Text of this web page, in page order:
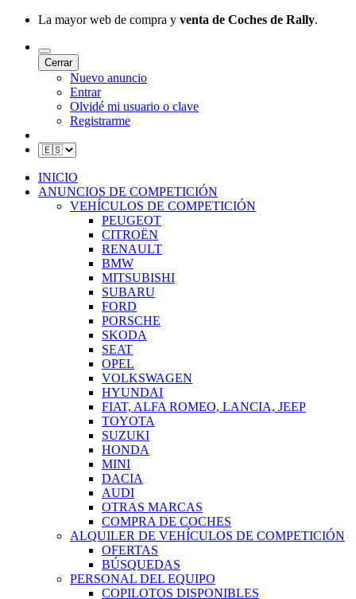
La mayor web de compra y venta de Coches de Rally.
Cerrar
Nuevo anuncio
Entrar
Olvidé mi usuario o clave
Registrarme
INICIO
ANUNCIOS DE COMPETICIÓN
VEHÍCULOS DE COMPETICIÓN
PEUGEOT
CITROËN
RENAULT
BMW
MITSUBISHI
SUBARU
FORD
PORSCHE
SKODA
SEAT
OPEL
VOLKSWAGEN
HYUNDAI
FIAT, ALFA ROMEO, LANCIA, JEEP
TOYOTA
SUZUKI
HONDA
MINI
DACIA
AUDI
OTRAS MARCAS
COMPRA DE COCHES
ALQUILER DE VEHÍCULOS DE COMPETICIÓN
OFERTAS
BÚSQUEDAS
PERSONAL DEL EQUIPO
COPILOTOS DISPONIBLES